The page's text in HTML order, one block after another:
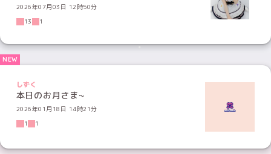
2026年07月03日 12時50分
13
1
しずく
本日のお月さま~
2026年01月18日 14時21分
1
1